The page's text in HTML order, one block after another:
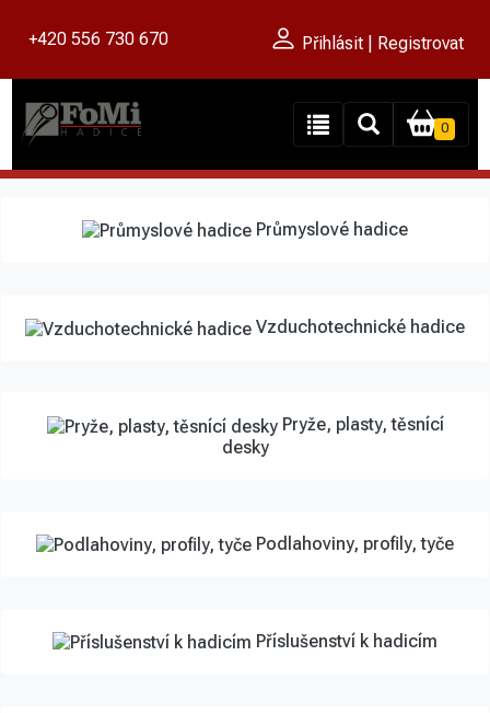
+420 556 730 670 Přihlásit | Registrovat
0
Průmyslové hadice
Vzduchotechnické hadice
Pryže, plasty, těsnící
desky
Podlahoviny, profily, tyče
Příslušenství k hadicím